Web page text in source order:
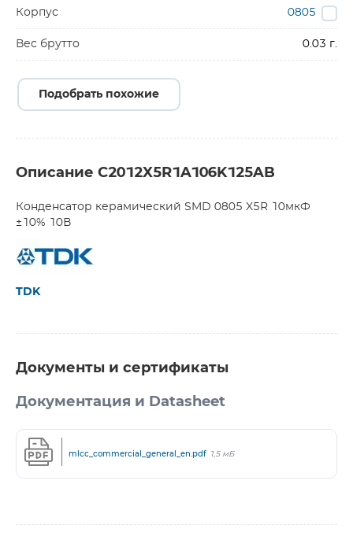
Корпус 0805
Вес брутто 0.03 г.
Подобрать похожие
Описание C2012X5R1A106K125AB
Конденсатор керамический SMD 0805 X5R 10мкФ
±10% 10В
TDK
Документы и сертификаты
Документация и Datasheet
mlcc_commercial_general_en.pdf 1,5 мБ